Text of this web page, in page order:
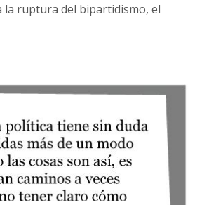
la ruptura del bipartidismo, el